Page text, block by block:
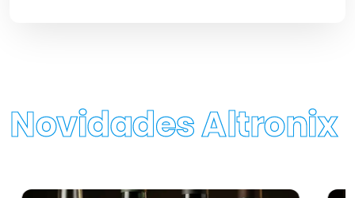
Novidades Altronix